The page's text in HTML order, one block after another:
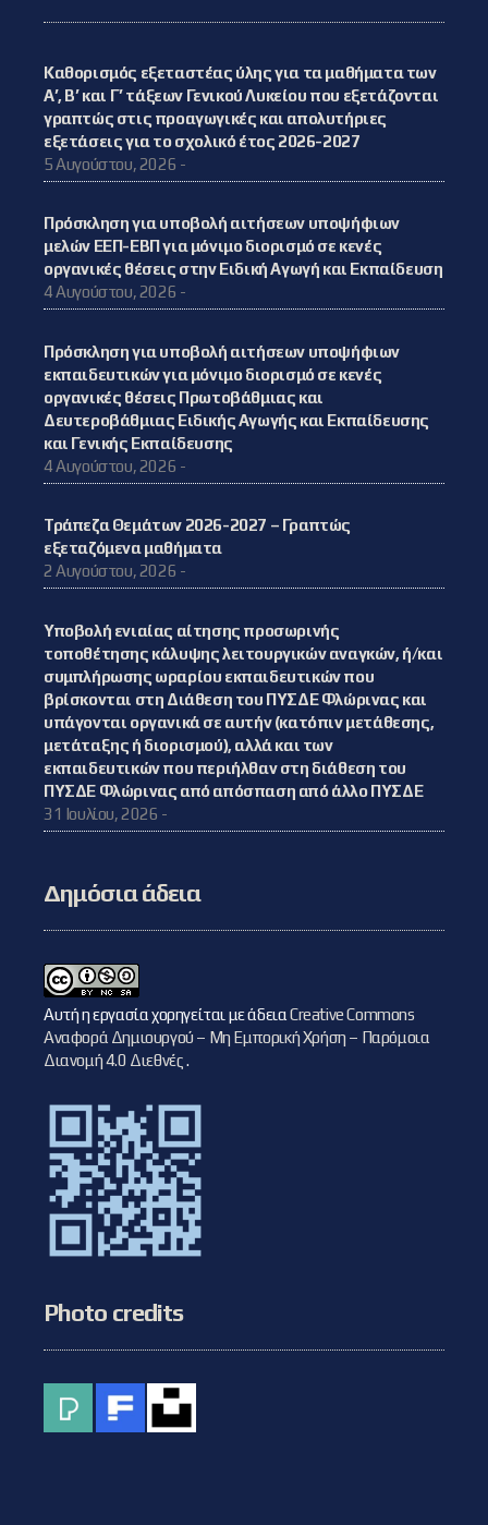
Καθορισμός εξεταστέας ύλης για τα μαθήματα των
Α’, Β’ και Γ’ τάξεων Γενικού Λυκείου που εξετάζονται
γραπτώς στις προαγωγικές και απολυτήριες
εξετάσεις για το σχολικό έτος 2026-2027
5 Αυγούστου, 2026 -
Πρόσκληση για υποβολή αιτήσεων υποψήφιων
μελών ΕΕΠ-ΕΒΠ για μόνιμο διορισμό σε κενές
οργανικές θέσεις στην Ειδική Αγωγή και Εκπαίδευση
4 Αυγούστου, 2026 -
Πρόσκληση για υποβολή αιτήσεων υποψήφιων
εκπαιδευτικών για μόνιμο διορισμό σε κενές
οργανικές θέσεις Πρωτοβάθμιας και
Δευτεροβάθμιας Ειδικής Αγωγής και Εκπαίδευσης
και Γενικής Εκπαίδευσης
4 Αυγούστου, 2026 -
Τράπεζα Θεμάτων 2026-2027 – Γραπτώς
εξεταζόμενα μαθήματα
2 Αυγούστου, 2026 -
Υποβολή ενιαίας αίτησης προσωρινής
τοποθέτησης κάλυψης λειτουργικών αναγκών, ή/και
συμπλήρωσης ωραρίου εκπαιδευτικών που
βρίσκονται στη Διάθεση του ΠΥΣΔΕ Φλώρινας και
υπάγονται οργανικά σε αυτήν (κατόπιν μετάθεσης,
μετάταξης ή διορισμού), αλλά και των
εκπαιδευτικών που περιήλθαν στη διάθεση του
ΠΥΣΔΕ Φλώρινας από απόσπαση από άλλο ΠΥΣΔΕ
31 Ιουλίου, 2026 -
Δημόσια άδεια
Αυτή η εργασία χορηγείται με άδειαCreative Commons
Αναφορά Δημιουργού – Μη Εμπορική Χρήση – Παρόμοια
Διανομή 4.0 Διεθνές.
Photo credits